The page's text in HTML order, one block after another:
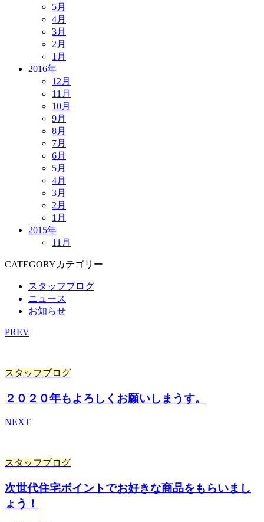
5月
4月
3月
2月
1月
2016年
12月
11月
10月
9月
8月
7月
6月
5月
4月
3月
2月
1月
2015年
11月
CATEGORYカテゴリー
スタッフブログ
ニュース
お知らせ
PREV
スタッフブログ
２０２０年もよろしくお願いしまうす。
NEXT
スタッフブログ
次世代住宅ポイントでお好きな商品をもらいまし
ょう！